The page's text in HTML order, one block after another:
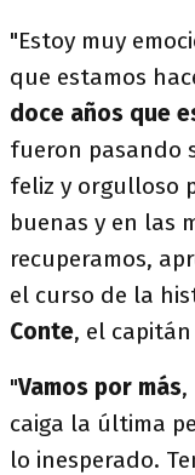
"Estoy muy
que estamos
doce años que
fueron pasando
feliz y orgulloso
buenas y en las
recuperamos,
el curso de la
Conte, el
"Vamos por más,
caiga la última
lo inesperado.